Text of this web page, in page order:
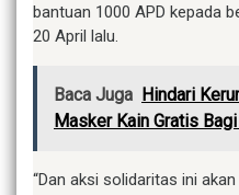
bantuan 1000 APD kepada
20 April lalu.
Baca Juga Hindari
Masker Kain Gratis
“Dan aksi solidaritas ini